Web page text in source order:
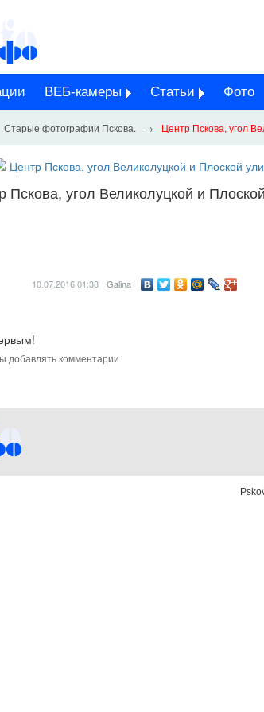
ВЕБ-камеры Статьи Фото
Старые фотографии Пскова. Центр Пскова, угол
Пскова, угол Великолуцкой и
10.07.201601:38 Galina
добавлять комментарии